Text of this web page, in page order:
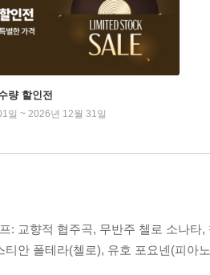
량 할인전
일 ~ 2026년 12월 31일
: 교향적 협주곡, 무반주 첼로 소나타,
티안 폴테라(첼로), 유호 포요넨(피아